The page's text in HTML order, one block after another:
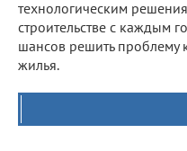
технологическим
строительстве с каждым
шансов решить проблему
жилья.